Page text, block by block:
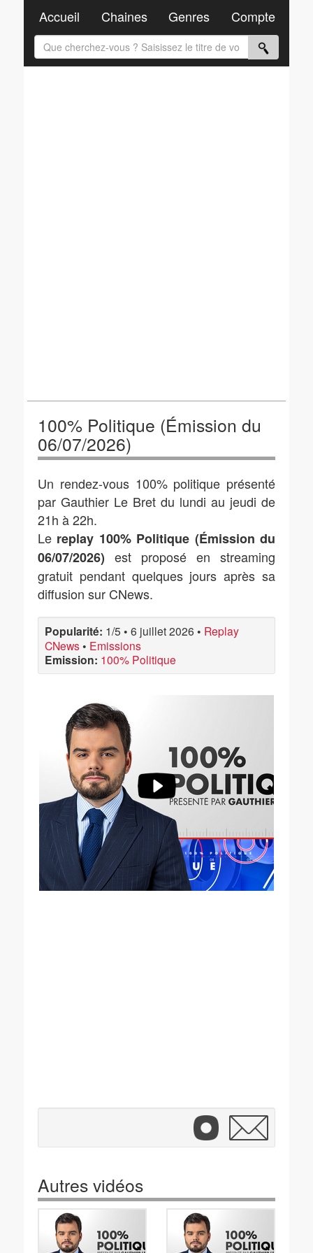
100% Politique (Émission du
06/07/2026)
Un rendez-vous 100% politique présenté
par Gauthier Le Bret du lundi au jeudi de
21h à 22h.
Le replay 100% Politique (Émission du
06/07/2026) est proposé en streaming
gratuit pendant quelques jours après sa
diffusion sur CNews.
Popularité: 1/5 • 6 juillet 2026 • Replay
CNews • Emissions
Emission: 100% Politique
Autres vidéos
Accueil Chaines Genres Compte